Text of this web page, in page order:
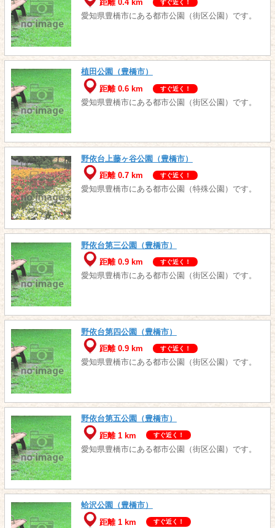
距離 0.4 km すぐ近く！
愛知県豊橋市にある都市公園（街区公園）です。
植田公園（豊橋市）
距離 0.6 km
すぐ近く！
愛知県豊橋市にある都市公園（街区公園）です。
野依台上藤ヶ谷公園（豊橋市）
距離 0.7 km
すぐ近く！
愛知県豊橋市にある都市公園（特殊公園）です。
野依台第三公園（豊橋市）
距離 0.9 km
すぐ近く！
愛知県豊橋市にある都市公園（街区公園）です。
野依台第四公園（豊橋市）
距離 0.9 km
すぐ近く！
愛知県豊橋市にある都市公園（街区公園）です。
野依台第五公園（豊橋市）
距離 1 km
すぐ近く！
愛知県豊橋市にある都市公園（街区公園）です。
蛤沢公園（豊橋市）
距離 1 km
すぐ近く！